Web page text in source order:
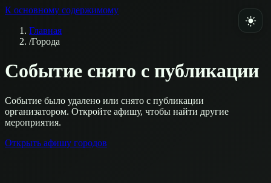
К основному содержимому
Главная
/Города
Событие снято с публикации
Событие было удалено или снято с публикации
организатором. Откройте афишу, чтобы найти другие
мероприятия.
Открыть афишу городов